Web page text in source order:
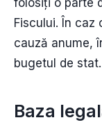
Fiscului. În caz
cauză anume,
bugetul de stat.
Baza